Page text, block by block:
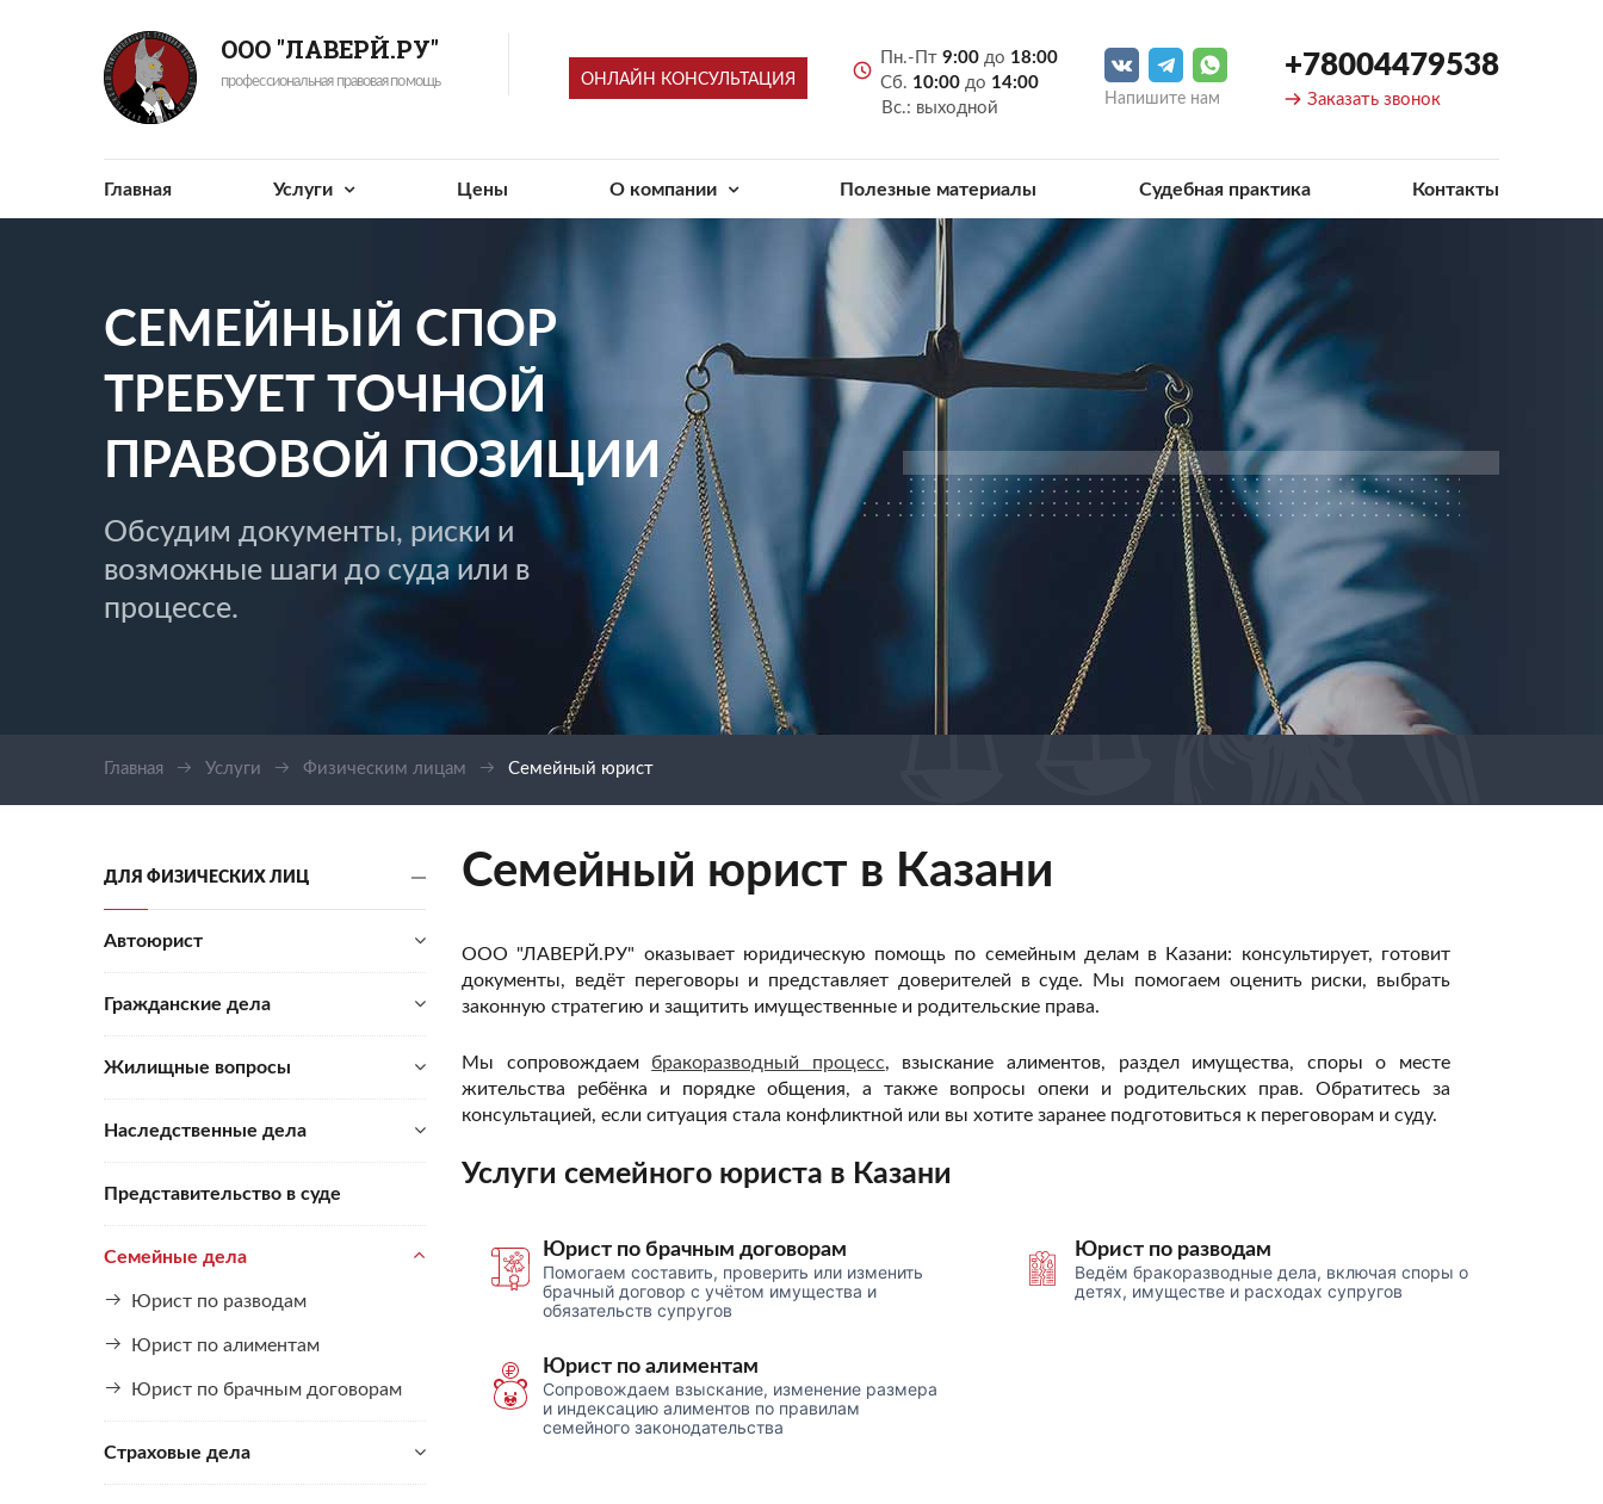
ООО "ЛАВЕРЙ.РУ"
профессиональная правовая помощь ОНЛАЙН КОНСУЛЬТАЦИЯ
Пн.-Пт 9:00 до 18:00
Сб. 10:00 до 14:00
Вс.: выходной
Напишите нам
+78004479538
Заказать звонок
Главная Услуги Цены О компании Полезные материалы Судебная практика Контакты
СЕМЕЙНЫЙ СПОР
ТРЕБУЕТ ТОЧНОЙ
ПРАВОВОЙ ПОЗИЦИИ
Обсудим документы, риски и
возможные шаги до суда или в
процессе.
Главная Услуги Физическим лицам Семейный юрист
ДЛЯ ФИЗИЧЕСКИХ ЛИЦ
Автоюрист
Гражданские дела
Жилищные вопросы
Наследственные дела
Представительство в суде
Семейные дела
Юрист по разводам
Юрист по алиментам
Юрист по брачным договорам
Страховые дела
Семейный юрист в Казани
ООО "ЛАВЕРЙ.РУ" оказывает юридическую помощь по семейным делам в Казани: консультирует, готовит
документы, ведёт переговоры и представляет доверителей в суде. Мы помогаем оценить риски, выбрать
законную стратегию и защитить имущественные и родительские права.
Мы сопровождаем бракоразводный процесс, взыскание алиментов, раздел имущества, споры о месте
жительства ребёнка и порядке общения, а также вопросы опеки и родительских прав. Обратитесь за
консультацией, если ситуация стала конфликтной или вы хотите заранее подготовиться к переговорам и суду.
Услуги семейного юриста в Казани
Юрист по брачным договорам
Помогаем составить, проверить или изменить
брачный договор с учётом имущества и
обязательств супругов
Юрист по алиментам
Сопровождаем взыскание, изменение размера
и индексацию алиментов по правилам
семейного законодательства
Юрист по разводам
Ведём бракоразводные дела, включая споры о
детях, имуществе и расходах супругов